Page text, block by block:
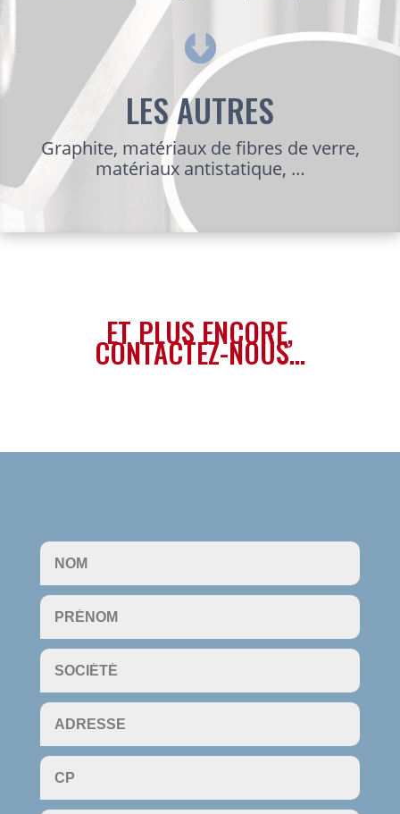
LES AUTRES
Graphite, matériaux de fibres de verre,
matériaux antistatique, …
ET PLUS ENCORE,
CONTACTEZ-NOUS…